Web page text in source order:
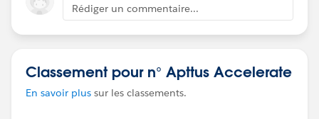
Rédiger un commentaire...
Classement pour n° Apttus Accelerate
En savoir plus sur les classements.